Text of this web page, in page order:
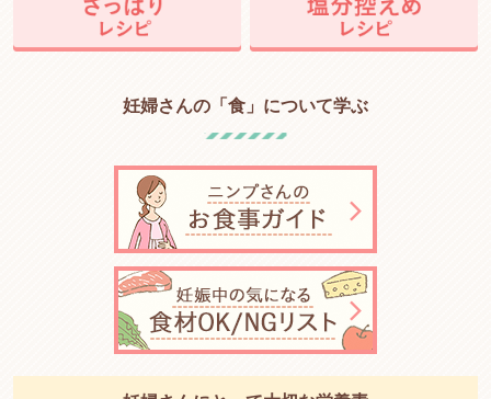
妊婦さんの「食」について学ぶ